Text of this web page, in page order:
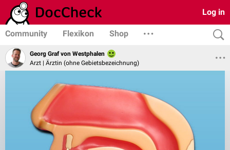
Log in
Community Flexikon Shop
Georg Graf von Westphalen
Arzt | Ärztin (ohne Gebietsbezeichnung)